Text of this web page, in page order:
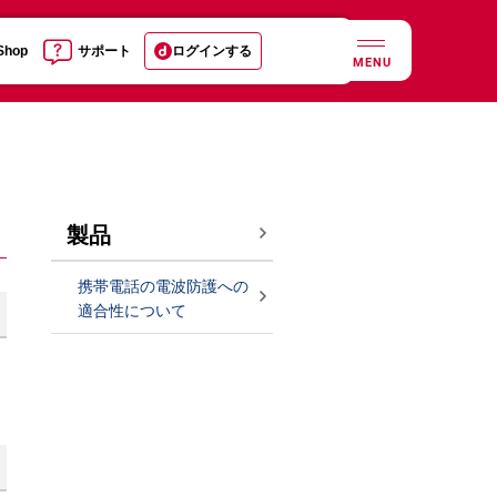
サポート ログインする
MENU
製品
携帯電話の電波防護への
適合性について